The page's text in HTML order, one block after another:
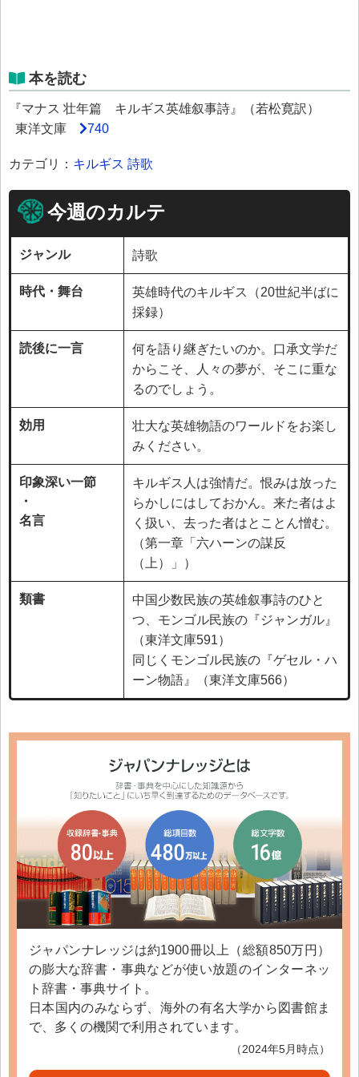
本を読む
『マナス 壮年篇 キルギス英雄叙事詩』（若松寛訳）
東洋文庫
740
カテゴリ： キルギス 詩歌
今週のカルテ
ジャンル 詩歌
時代・舞台
英雄時代のキルギス（20世紀半ばに
採録）
読後に一言
何を語り継ぎたいのか。口承文学だ
からこそ、人々の夢が、そこに重な
るのでしょう。
効用
壮大な英雄物語のワールドをお楽し
みください。
印象深い一節
・
名言
キルギス人は強情だ。恨みは放った
らかしにはしておかん。来た者はよ
く扱い、去った者はとことん憎む。
（第一章「六ハーンの謀反
（上）」）
類書
中国少数民族の英雄叙事詩のひと
つ、モンゴル民族の『ジャンガル』
（東洋文庫591）
同じくモンゴル民族の『ゲセル・ハ
ーン物語』（東洋文庫566）
ジャパンナレッジは約1900冊以上（総額850万円）
の膨大な辞書・事典などが使い放題のインターネッ
ト辞書・事典サイト。
日本国内のみならず、海外の有名大学から図書館ま
で、多くの機関で利用されています。
（2024年5月時点）